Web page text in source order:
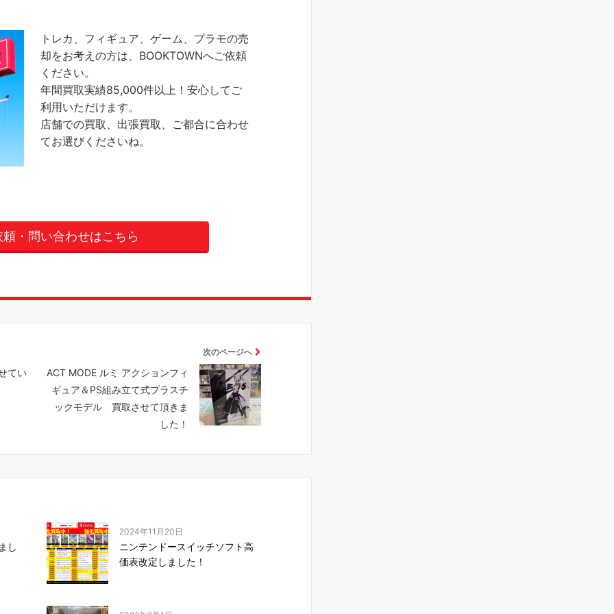
トレカ、フィギュア、ゲーム、プラモの売
却をお考えの方は、BOOKTOWNへご依頼
ください。
年間買取実績85,000件以上！安心してご
利用いただけます。
店舗での買取、出張買取、ご都合に合わせ
てお選びくださいね。
・問い合わせはこちら
てい
次のページへ
ACT MODE ルミ アクションフィ
ギュア＆PS組み立て式プラスチ
ックモデル 買取させて頂きま
した！
し
2024年11月20日
ニンテンドースイッチソフト高
価表改定しました！